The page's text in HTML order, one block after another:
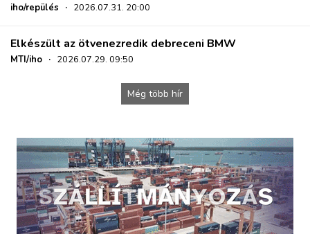
iho/repülés · 2026.07.31. 20:00
Elkészült az ötvenezredik debreceni BMW
MTI/iho · 2026.07.29. 09:50
Még több hír